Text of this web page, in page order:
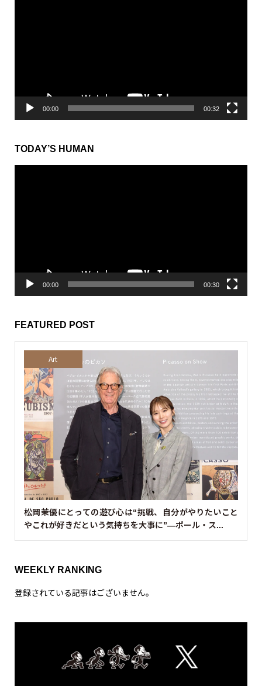
00:00 00:32
TODAY’S HUMAN
00:00 00:30
FEATURED POST
Art
松岡茉優にとっての遊び心は“挑戦、自分がやりたいこと
やこれが好きだという気持ちを大事に”—ポール・ス...
WEEKLY RANKING
登録されている記事はございません。